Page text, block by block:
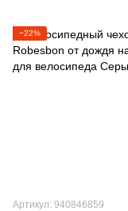
−22%
Артикул: 940846859